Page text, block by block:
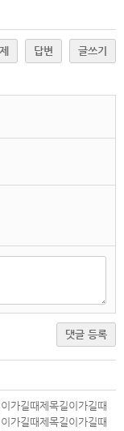
답변 글쓰기
댓글 등록
가길때제목길이가길때
가길때제목길이가길때